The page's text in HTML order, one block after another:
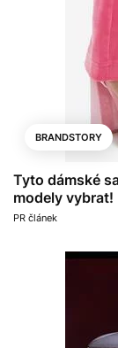
BRANDSTORY
Tyto dámské
modely vybrat!
PR článek